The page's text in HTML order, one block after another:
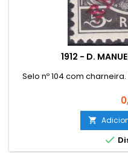
1912 - D.
Selo nº 104 com

